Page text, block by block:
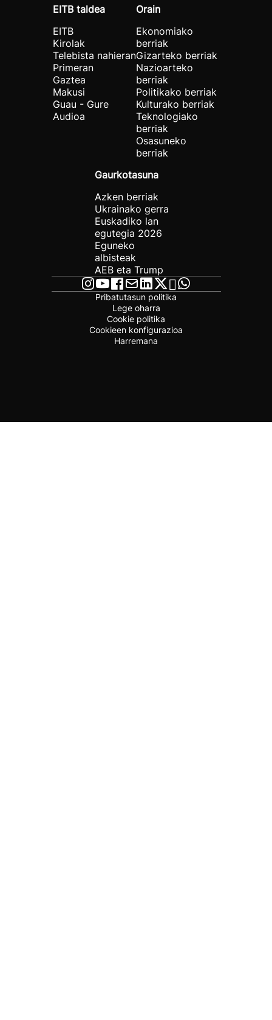
EITB taldea
EITB
Kirolak
Telebista nahieran
Primeran
Gaztea
Makusi
Guau - Gure
Audioa
Orain
Ekonomiako
berriak
Gizarteko berriak
Nazioarteko
berriak
Politikako berriak
Kulturako berriak
Teknologiako
berriak
Osasuneko
berriak
Gaurkotasuna
Azken berriak
Ukrainako gerra
Euskadiko lan
egutegia 2026
Eguneko
albisteak
AEB eta Trump
Pribatutasun politika
Lege oharra
Cookie politika
Cookieen konfigurazioa
Harremana